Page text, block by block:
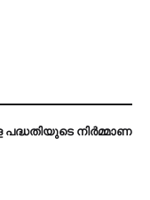
പദ്ധതിയുടെ നിര്‍മ്മാണ